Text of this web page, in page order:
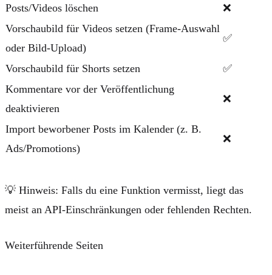
Posts/Videos löschen
❌
Vorschaubild für Videos setzen (Frame-Auswahl
oder Bild-Upload)
✅
Vorschaubild für Shorts setzen
✅
Kommentare vor der Veröffentlichung
deaktivieren
❌
Import beworbener Posts im Kalender (z. B.
Ads/Promotions)
❌
💡 Hinweis: Falls du eine Funktion vermisst, liegt das
meist an API-Einschränkungen oder fehlenden Rechten.
Weiterführende Seiten